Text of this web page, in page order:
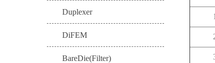
Duplexer
DiFEM
BareDie(Filter)
1